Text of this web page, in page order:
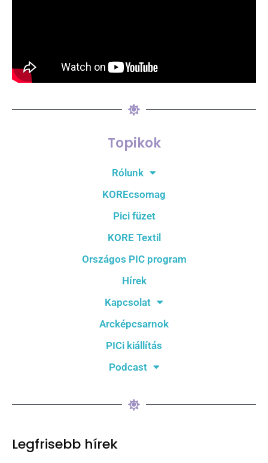
Topikok
Rólunk
KOREcsomag
Pici füzet
KORE Textil
Országos PIC program
Hírek
Kapcsolat
Arcképcsarnok
PICi kiállítás
Podcast
Legfrisebb hírek